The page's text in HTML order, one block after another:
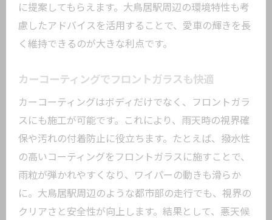
に提案してもらえます。大鳥居駅周辺の環境特性も考
慮したアドバイスを活用することで、愛車の輝きを長
く維持できるのが大きな利点です。
カーコーティングでフロントガラスも快適
カーコーティングはボディだけでなく、フロントガラ
スにも施工が可能です。これにより、雨天時の視界確
保や汚れの付着防止に役立ちます。たとえば、撥水性
の高いコーティングをフロントガラスに施すことで、
雨粒が弾かれやすくなり、ワイパーの動きも滑らか
に。大鳥居駅周辺のような都市部の走行でも、視界の
クリアさと安全性が向上します。結果として、悪天候